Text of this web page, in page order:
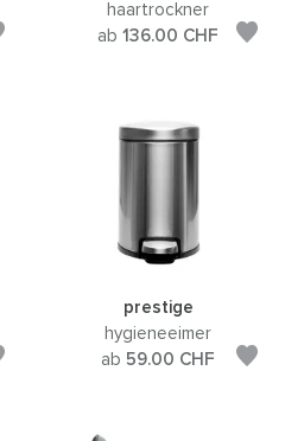
haartrockner
ab136.00 CHF
prestige
hygieneeimer
ab 59.00 CHF